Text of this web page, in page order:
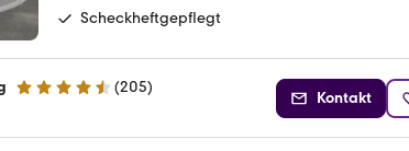
Scheckheftgepflegt
4.7 Sterne (205)
Kontakt